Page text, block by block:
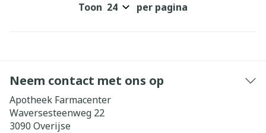
Toon per pagina
Neem contact met ons op
Apotheek Farmacenter
Waversesteenweg 22
3090 Overijse